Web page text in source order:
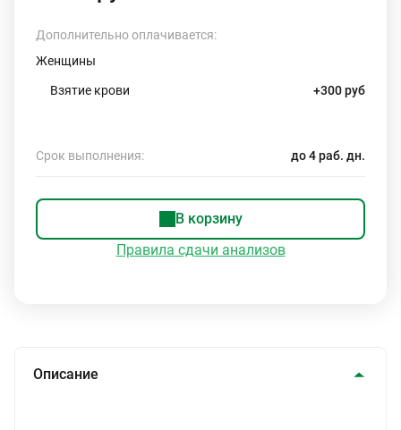
Дополнительно оплачивается:
Женщины
Взятие крови +300 руб
Срок выполнения: до 4 раб. дн.
В корзину
Правила сдачи анализов
Описание